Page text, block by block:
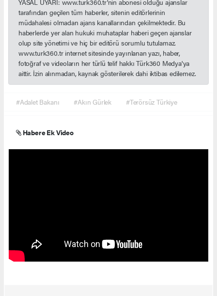
tarafından geçilen tüm haberler, sitenin editörlerinin
müdahalesi olmadan ajans kanallarından çekilmektedir. Bu
haberlerde yer alan hukuki muhataplar haberi geçen ajanslar
olup site yönetimi ve hiç bir editörü sorumlu tutulamaz.
www.turk360.tr internet sitesinde yayınlanan yazı, haber,
fotoğraf ve videoların her türlü telif hakkı Türk360 Medya'ya
aittir. İzin alınmadan, kaynak gösterilerek dahi iktibas edilemez.
#Adalet Bakanı #Akın Gürlek #Terörsüz Türkiye
Habere Ek Video